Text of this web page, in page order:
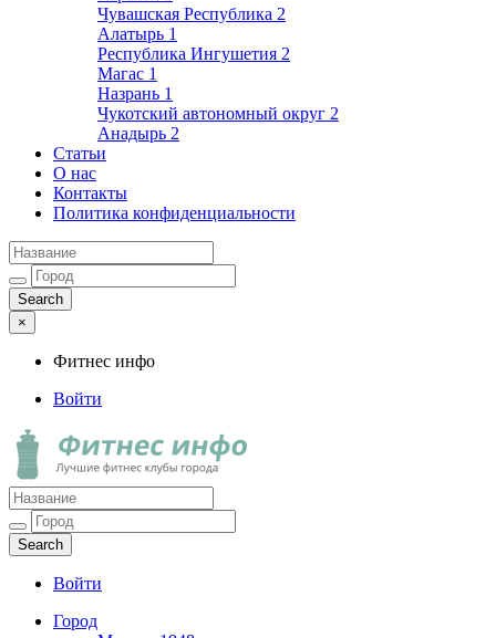
Чувашская Республика 2
Алатырь 1
Республика Ингушетия 2
Магас 1
Назрань 1
Чукотский автономный округ 2
Анадырь 2
Статьи
О нас
Контакты
Политика конфиденциальности
×
Фитнес инфо
Войти
Фитнес инфо
Лучшие фитнес клубы города
Войти
Город